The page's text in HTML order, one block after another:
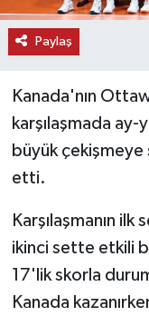
Paylaş
Kanada'nın
karşılaşmada ay-
büyük
etti.
Karşılaşmanın
ikinci sette etkili
17'lik skorla
Kanada
SPOR
TİCARET